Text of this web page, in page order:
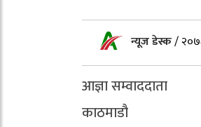
न्यूज डेस्क/
आज्ञा सम्वाददाता
काठमाडौ